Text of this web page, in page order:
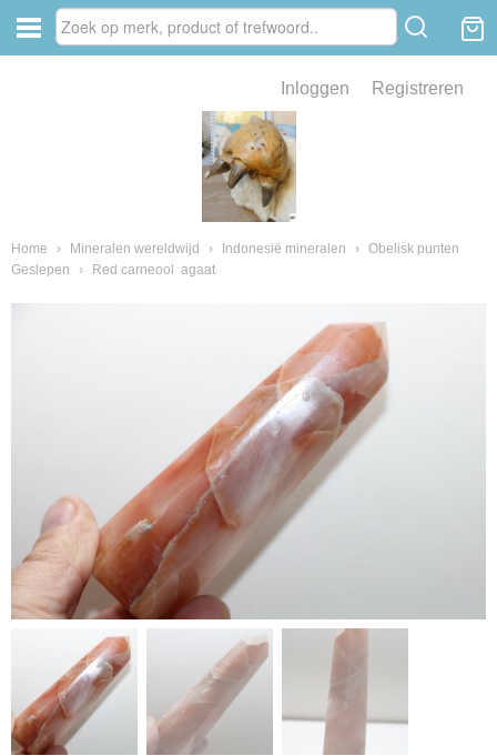
Inloggen Registreren
Home › Mineralen wereldwijd › Indonesië mineralen › Obelisk punten
Geslepen
› Red carneool agaat
van fossielen en mineralen